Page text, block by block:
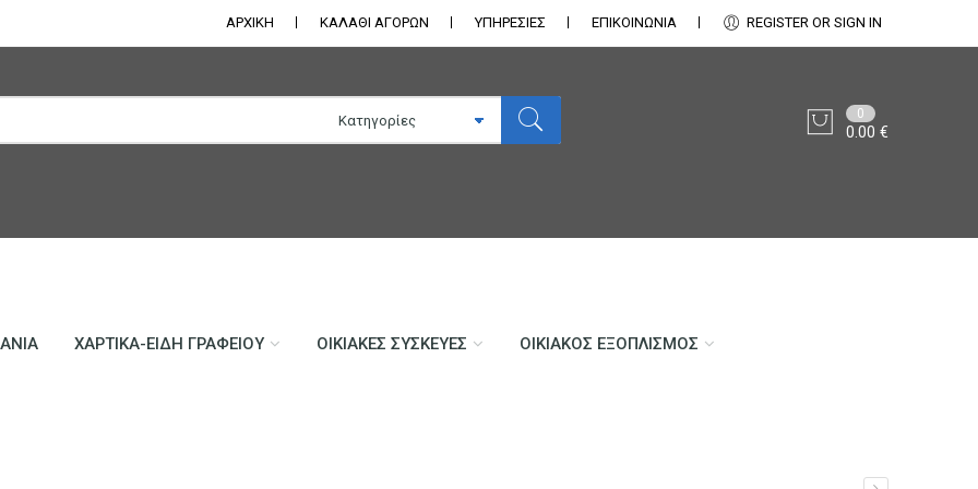
ΑΡΧΙΚΗ ΚΑΛΑΘΙ ΑΓΟΡΩΝ ΥΠΗΡΕΣΙΕΣ ΕΠΙΚΟΙΝΩΝΊΑ REGISTER OR SIGN IN
0
0.00€
ΧΑΡΤΙΚΆ-ΕΊΔΗ ΓΡΑΦΕΊΟΥ ΟΙΚΙΑΚΈΣ ΣΥΣΚΕΥΈΣ ΟΙΚΙΑΚΌΣ ΕΞΟΠΛΙΣΜΌΣ